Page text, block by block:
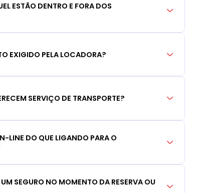
ESTÃO DENTRO E FORA DOS
EXIGIDO PELA LOCADORA?
SERVIÇO DE TRANSPORTE?
LINE DO QUE LIGANDO PARA O
SEGURO NO MOMENTO DA RESERVA OU